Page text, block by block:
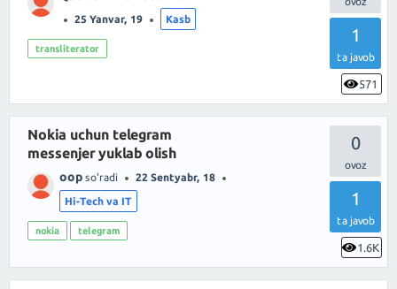
1
ta javob
571
25 Yanvar, 19 Kasb
transliterator
0
1
ta javob
1.6K
Nokia uchun telegram
messenjer yuklab olish
oop so'radi 22 Sentyabr, 18
Hi-Tech va IT
nokia telegram